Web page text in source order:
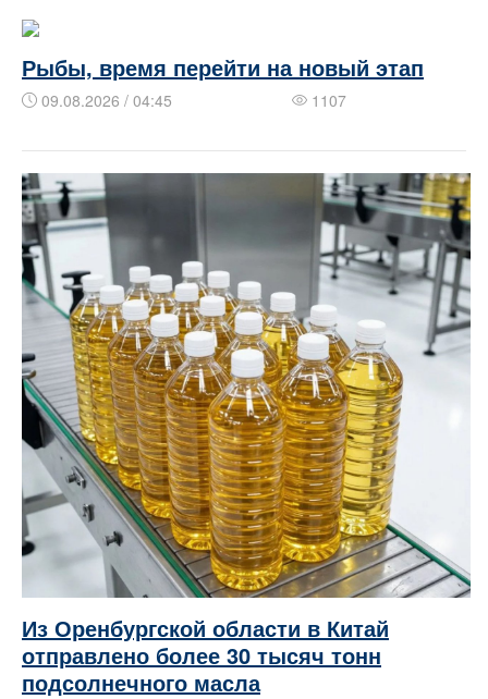
Рыбы, время перейти на новый этап
09.08.2026 / 04:45 1107
Из Оренбургской области в Китай
отправлено более 30 тысяч тонн
подсолнечного масла